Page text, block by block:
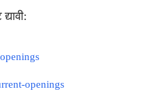
openings